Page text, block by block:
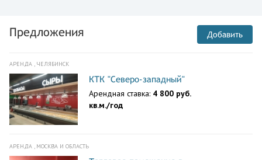
Предложения Добавить
АРЕНДА , ЧЕЛЯБИНСК
КТК "Северо-западный"
Арендная ставка: 4 800 руб.
кв.м./год
АРЕНДА , МОСКВА И ОБЛАСТЬ